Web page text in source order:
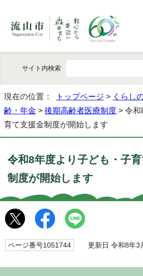
サイト内検索
現在の位置： トップページ > くらし
齢・年金 > 後期高齢者医療制度 > 令和
育て支援金制度が開始します
令和8年度より子ども・子
制度が開始します
ページ番号1051744 更新日 令和8年3